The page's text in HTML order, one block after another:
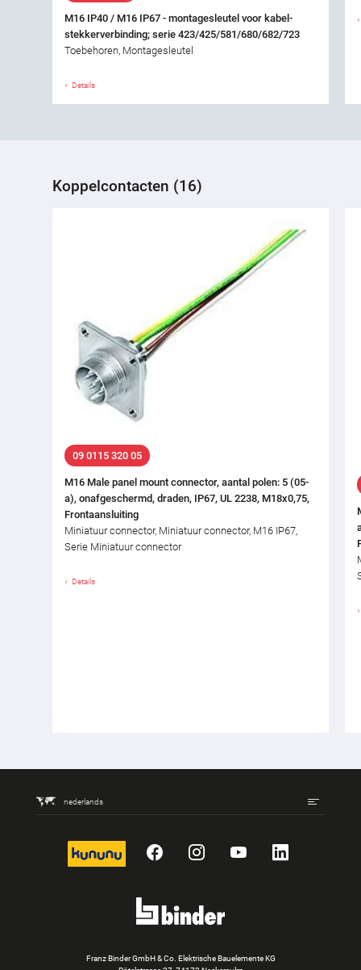
M16 IP40 / M16 IP67 - montagesleutel voor kabel-
stekkerverbinding; serie 423/425/581/680/682/723
Toebehoren, Montagesleutel
Details
Koppelcontacten (16)
09 0115 320 05
M16 Male panel mount connector, aantal polen: 5 (05-
a), onafgeschermd, draden, IP67, UL 2238, M18x0,75,
Frontaansluiting
Miniatuur connector, Miniatuur connector, M16 IP67,
Serie Miniatuur connector
Details
nederlands
kununu FacebookInstagram
YouTubeLinkedIn
Franz Binder GmbH & Co. Elektrische Bauelemente KG